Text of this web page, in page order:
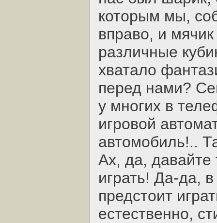
которым мы,
вправо, и
различные
хватало
перед нами?
у многих в
игровой
автомобиль!..
Ах, да, давайте
играть! Да-да,
предстоит
естественно,